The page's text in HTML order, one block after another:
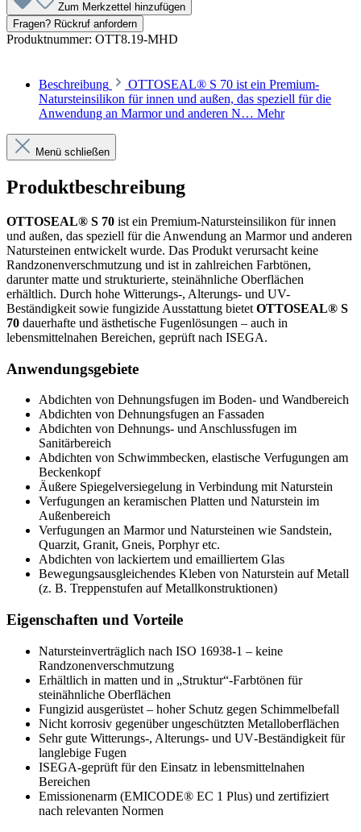
Zum Merkzettel hinzufügen
Fragen? Rückruf anfordern
Produktnummer: OTT8.19-MHD
Beschreibung
OTTOSEAL® S 70 ist ein Premium-
Natursteinsilikon für innen und außen, das speziell für die
Anwendung an Marmor und anderen N… Mehr
Menü schließen
Produktbeschreibung
OTTOSEAL® S 70 ist ein Premium-Natursteinsilikon für innen
und außen, das speziell für die Anwendung an Marmor und anderen
Natursteinen entwickelt wurde. Das Produkt verursacht keine
Randzonenverschmutzung und ist in zahlreichen Farbtönen,
darunter matte und strukturierte, steinähnliche Oberflächen
erhältlich. Durch hohe Witterungs-, Alterungs- und UV-
Beständigkeit sowie fungizide Ausstattung bietet OTTOSEAL® S
70 dauerhafte und ästhetische Fugenlösungen – auch in
lebensmittelnahen Bereichen, geprüft nach ISEGA.
Anwendungsgebiete
Abdichten von Dehnungsfugen im Boden- und Wandbereich
Abdichten von Dehnungsfugen an Fassaden
Abdichten von Dehnungs- und Anschlussfugen im
Sanitärbereich
Abdichten von Schwimmbecken, elastische Verfugungen am
Beckenkopf
Äußere Spiegelversiegelung in Verbindung mit Naturstein
Verfugungen an keramischen Platten und Naturstein im
Außenbereich
Verfugungen an Marmor und Natursteinen wie Sandstein,
Quarzit, Granit, Gneis, Porphyr etc.
Abdichten von lackiertem und emailliertem Glas
Bewegungsausgleichendes Kleben von Naturstein auf Metall
(z. B. Treppenstufen auf Metallkonstruktionen)
Eigenschaften und Vorteile
Natursteinverträglich nach ISO 16938‑1 – keine
Randzonenverschmutzung
Erhältlich in matten und in „Struktur“-Farbtönen für
steinähnliche Oberflächen
Fungizid ausgerüstet – hoher Schutz gegen Schimmelbefall
Nicht korrosiv gegenüber ungeschützten Metalloberflächen
Sehr gute Witterungs-, Alterungs- und UV‑Beständigkeit für
langlebige Fugen
ISEGA-geprüft für den Einsatz in lebensmittelnahen
Bereichen
Emissionenarm (EMICODE® EC 1 Plus) und zertifiziert
nach relevanten Normen